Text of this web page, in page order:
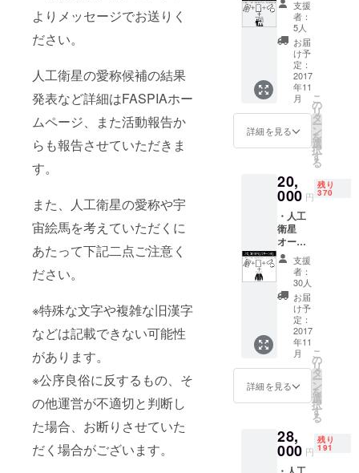
よりメッセージでお送りく
ださい。
人工衛星の愛称候補の結果
発表など詳細はFASPIAホー
ムページ、また活動報告か
らも報告させていただきま
す。
また、人工衛星の愛称や宇
宙絵馬を考えていただくに
あたって下記二点ご注意く
ださい。
※特殊な文字や複雑な旧漢字
などは記載できない可能性
があります。
※公序良俗に反するもの、そ
の他運営が不適切と判断し
た場合、お断りさせていた
だく場合がございます。
人工衛
星オー
ナー証
書は外
国籍の
方の場
合（外
国籍の
方には
人工衛
進呈し
ます。
ただく
うちの1
万円で
すが、
日本国
籍の方
は「人
工衛星
区分保
有購入
費」、
外国籍
「人工
衛星開
いう扱
いにな
りま
を人工
衛星に
のせて
宇宙に
届ける
宇宙絵
馬 (最大
100文字
程度) ・
ドリー
ジェク
トメン
バーか
らお礼
のメッ
セージ
※人工衛
星の打
上げが
延期・
中止に
なった
場合返
金致し
ませ
ん。 ※
人工衛
国籍の
方の場
書 ・回
路仕様
クリア
ファイ
ル ・オ
リジナ
ルス
テッ
カーx2
・宇宙
業界を
楽しく
とがで
きる講
演会兼
交流会
参加権
【追
加！】
・人工
衛星の
愛称候
補の応
募権 (最
大10文
字程度)
・想い
や願い
を人工
届ける
宇宙絵
馬 (最大
支援
者：
5人
お届
け予
定：
2017
年11
月
詳細を見る
こ
の
リ
タ
ー
ン
を
選
択
す
る
20,
000 円
残り
370
・人工
衛星
オー
ナー証
書 ・回
路仕様
クリア
ファイ
ル ・オ
リジナ
ルス
テッ
カーx2
・オリ
ジナル
パー
【追
加！】
・人工
支援
者：
30人
お届
け予
定：
2017
年11
月
詳細を見る
こ
の
リ
タ
ー
ン
を
選
択
す
る
28,
000 円
残り
191